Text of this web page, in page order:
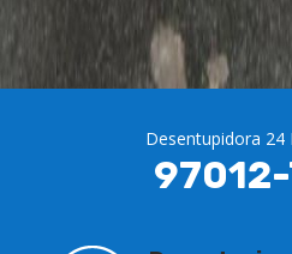
Desentupidora 24